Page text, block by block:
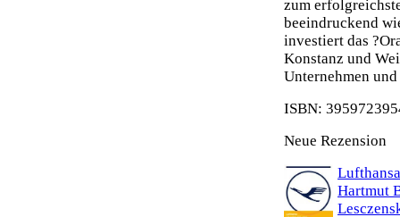
zum
beeindruckend
investiert das
Konstanz und
Unternehmen
ISBN:
Neue Rezension
Hartmut